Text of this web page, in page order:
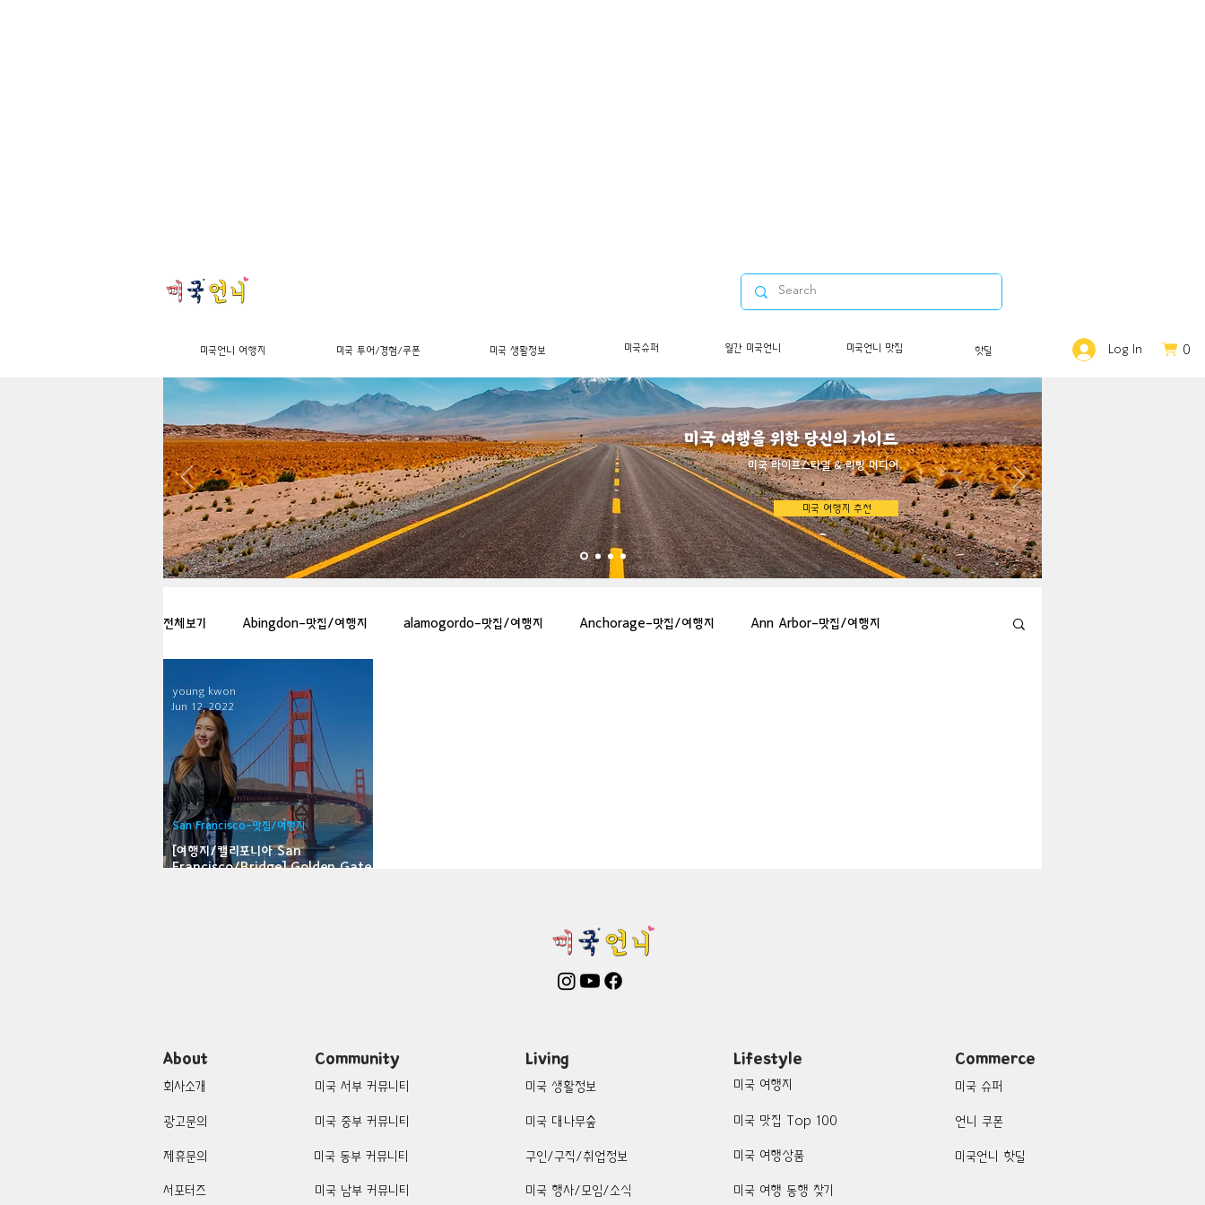
미국 여행을 위한 당신의 가이드
​미국 라이프스타일 & 리빙 미디어
미국 여행지 추천
전체보기 Abingdon-맛집/여행지 alamogordo-맛집/여행지 Anchorage-맛집/여행지 Ann Arbor-맛집/여행지
Arlington-맛집/여행지
Badlands-맛집/여행지 Baltimore-맛집/여행지
Bloomfield-맛집/여행지
Cambridge-맛집/여행지
Cascade Locks-맛집/여행지 Centerport-맛집/여행지
[여행지/캘리포니아 San
Francisco/Bridge] Golden Gate
San Francisco-맛집/여행지
young kwon
Jun 12, 2022
미국언니 여행지 미국 투어/경험/쿠폰 미국 생활정보 미국슈퍼 월간 미국언니 미국언니 맛집 핫딜 Log In 0
About
회사소개
광고문의
제휴문의
서포터즈
Community
미국 서부 커뮤니티
미국 중부 커뮤니티
미국 동부 커뮤니티
미국 남부 커뮤니티
Living
미국 생활정보
미국 대나무숲
구인/구직/취업정보
미국 행사/모임/소식
Lifestyle
미국 여행지
미국 맛집 Top 100
미국 여행상품
미국 여행 동행 찾기
Commerce
미국 슈퍼
언니 쿠폰
미국언니 핫딜